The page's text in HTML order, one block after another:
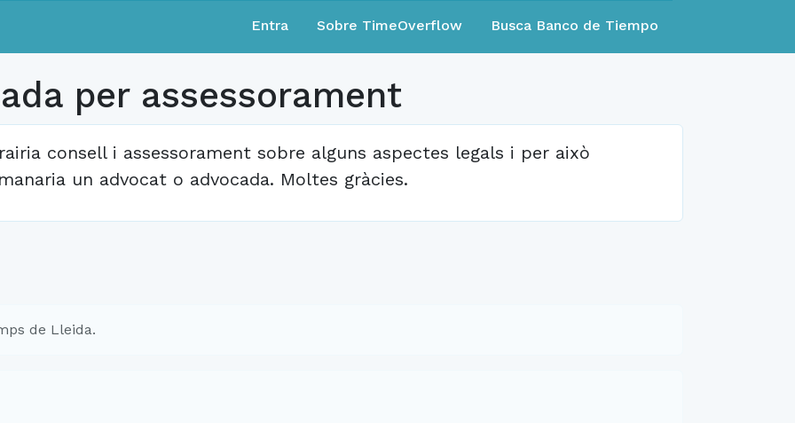
Entra Sobre TimeOverflow Busca Banco de Tiempo
per assessorament
consell i assessorament sobre alguns aspectes legals i per això
un advocat o advocada. Moltes gràcies.
de Lleida.